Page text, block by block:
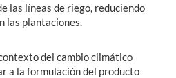
las líneas de riego, reduciendo
las plantaciones.
del cambio climático
a la formulación del producto